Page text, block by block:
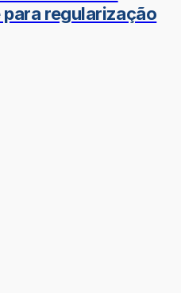
regularização